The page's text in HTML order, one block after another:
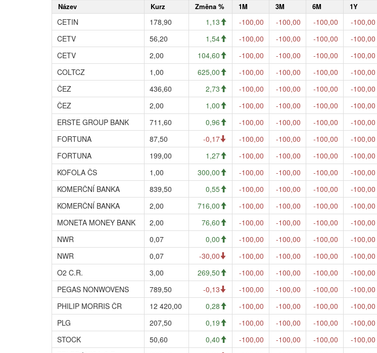
Název Kurz Změna % 1M 3M 6M 1Y
CETIN 178,90 1,13 -100,00 -100,00 -100,00
-100,00
CETV
56,20 1,54 -100,00 -100,00 -100,00
-100,00
CETV
2,00 104,60 -100,00 -100,00 -100,00
-100,00
COLTCZ
1,00 625,00 -100,00 -100,00 -100,00
-100,00
ČEZ
436,60 2,73 -100,00 -100,00 -100,00
-100,00
ČEZ
2,00 1,00 -100,00 -100,00 -100,00
-100,00
ERSTE GROUP BANK
711,60 0,96 -100,00 -100,00 -100,00
-100,00
FORTUNA
87,50 -0,17 -100,00 -100,00 -100,00
-100,00
FORTUNA
199,00 1,27 -100,00 -100,00 -100,00
-100,00
KOFOLA ČS
1,00 300,00 -100,00 -100,00 -100,00
-100,00
KOMERČNÍ BANKA
839,50 0,55 -100,00 -100,00 -100,00
-100,00
KOMERČNÍ BANKA
2,00 716,00 -100,00 -100,00 -100,00
-100,00
MONETA MONEY BANK
2,00 76,60 -100,00 -100,00 -100,00
-100,00
NWR
0,07 0,00 -100,00 -100,00 -100,00
-100,00
NWR
0,07 -30,00 -100,00 -100,00 -100,00
-100,00
O2 C.R.
3,00 269,50 -100,00 -100,00 -100,00
-100,00
PEGAS NONWOVENS
789,50 -0,13 -100,00 -100,00 -100,00
-100,00
PHILIP MORRIS ČR
12 420,00 0,28 -100,00 -100,00 -100,00
-100,00
PLG
207,50 0,19 -100,00 -100,00 -100,00
-100,00
STOCK
50,60 0,40 -100,00 -100,00 -100,00
-100,00